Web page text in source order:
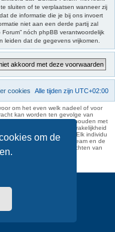
om de
sluiten of te verplaatsen wanneer zij
de informatie die je bij ons invoert
niet aan een derde partij zal
nóch phpBB verantwoordelijk
dat de gegevens vrijkomen.
Alle tijden zijn UTC+02:00
cookies
om het even welk nadeel of voor
kan worden ten gevolge van
onrechtstreeks verband houden met
ontheffing van aansprakelijkheid
zich volledig distantieert. Elk individu
Forum. Ook het webteam en de
voor de inhoud van berichten van